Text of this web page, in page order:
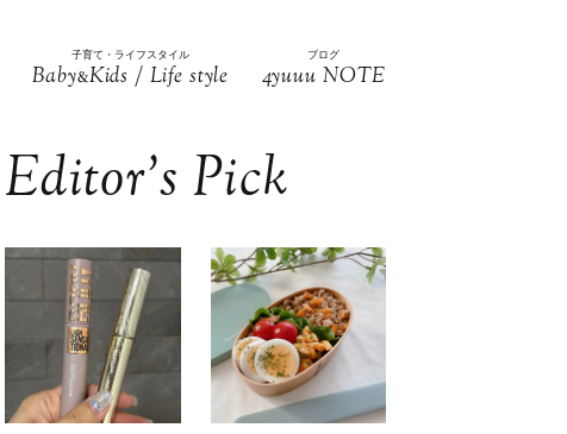
子育て・ライフスタイル
Baby&Kids / Life style
ブログ
4yuuu NOTE
Editor’s Pick